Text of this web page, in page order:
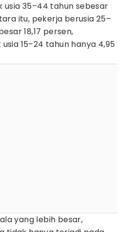
usia 35–44 tahun sebesar
itu, pekerja berusia 25–
18,17 persen,
15–24 tahun hanya 4,95
yang lebih besar,